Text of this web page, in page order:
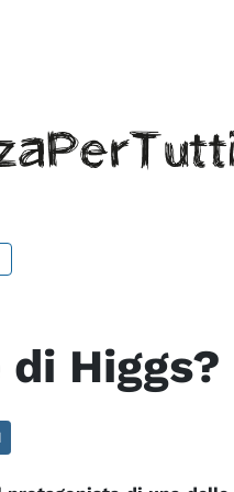
di Higgs?